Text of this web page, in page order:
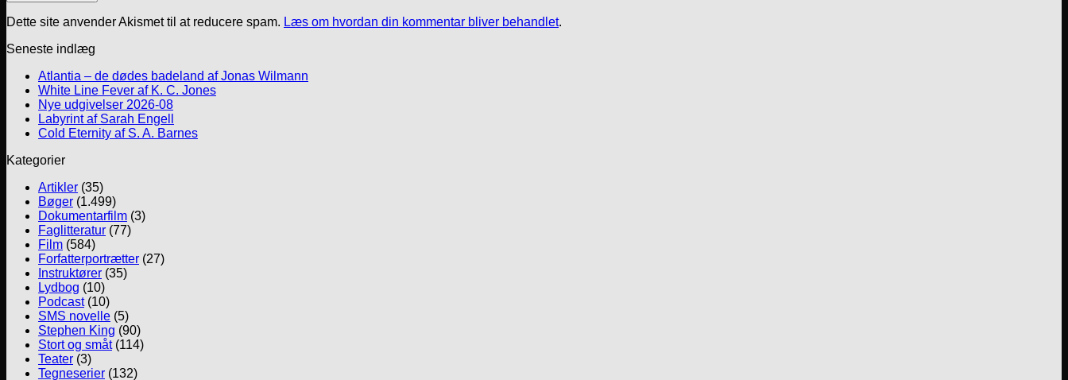
Dette site anvender Akismet til at reducere spam. Læs om hvordan din kommentar bliver behandlet.
Seneste indlæg
Atlantia – de dødes badeland af Jonas Wilmann
White Line Fever af K. C. Jones
Nye udgivelser 2026-08
Labyrint af Sarah Engell
Cold Eternity af S. A. Barnes
Kategorier
Artikler (35)
Bøger (1.499)
Dokumentarfilm (3)
Faglitteratur (77)
Film (584)
Forfatterportrætter (27)
Instruktører (35)
Lydbog (10)
Podcast(10)
SMS novelle (5)
Stephen King (90)
Stort og småt(114)
Teater (3)
Tegneserier (132)